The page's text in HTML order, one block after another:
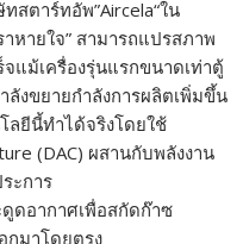
สตาร์ทอัพ”Aircela“ใน
หายใจ” สามารถแปรสภาพ
จแม้เครื่องรุ่นแรกขนาดเท่าตู้
ลังขยายกำลังการผลิตเพิ่มขึ้น
ยีนี้ทำได้จริงโดยใช้
(DAC) ผสานกับพลังงาน
ะการ
ดูดอากาศเพื่อสกัดก๊าซ
กมาโดยตรง